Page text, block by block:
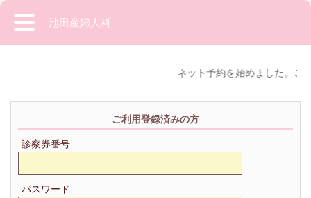
池田産婦人科
ネット予約を始めました。ご
ご利用登録済みの方
診察券番号
パスワード